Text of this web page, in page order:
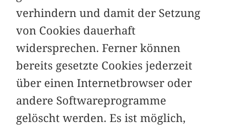
verhindern und damit der Setzung
von Cookies dauerhaft
widersprechen. Ferner können
bereits gesetzte Cookies jederzeit
über einen Internetbrowser oder
andere Softwareprogramme
gelöscht werden. Es ist möglich,